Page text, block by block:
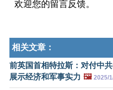
欢迎您的留言反馈。
相关文章：
前英国首相特拉斯：对付中
展示经济和军事实力 🖼️ 2025/